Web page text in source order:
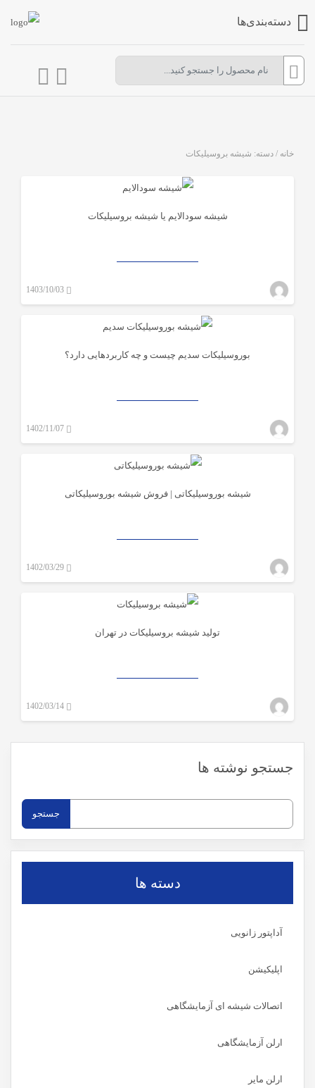
دسته‌بندی‌ها
جستجو نوشته ها
برای:
دسته ها
آداپتور زانویی
اپلیکیشن
اتصالات شیشه ای آزمایشگاهی
ارلن آزمایشگاهی
ارلن مایر
خانه / دسته: شیشه بروسیلیکات
شیشه سودالایم یا شیشه بروسیلیکات
1403/10/03
شیشه بروسیلیکات
بوروسیلیکات سدیم چیست و چه کاربردهایی دارد؟
1402/11/07
شیشه بروسیلیکات
شیشه بوروسیلیکاتی | فروش شیشه بوروسیلیکاتی
1402/03/29
شیشه آزمایشگاهی
تولید شیشه بروسیلیکات در تهران
1402/03/14